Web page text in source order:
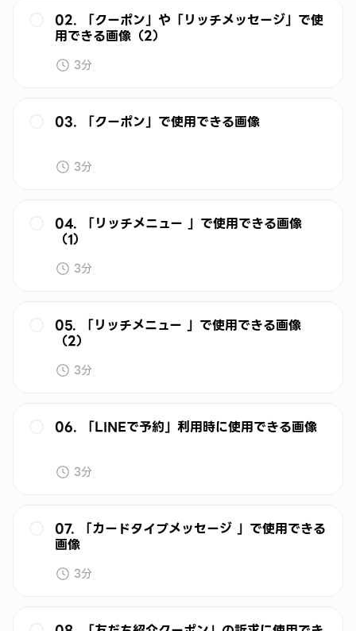
02. 「クーポン」や「リッチメッセージ」で使
用できる画像（2）
3分
03. 「クーポン」で使用できる画像
3分
04. 「リッチメニュー 」で使用できる画像
（1）
3分
05. 「リッチメニュー 」で使用できる画像
（2）
3分
06. 「LINEで予約」利用時に使用できる画像
3分
07. 「カードタイプメッセージ 」で使用できる
画像
3分